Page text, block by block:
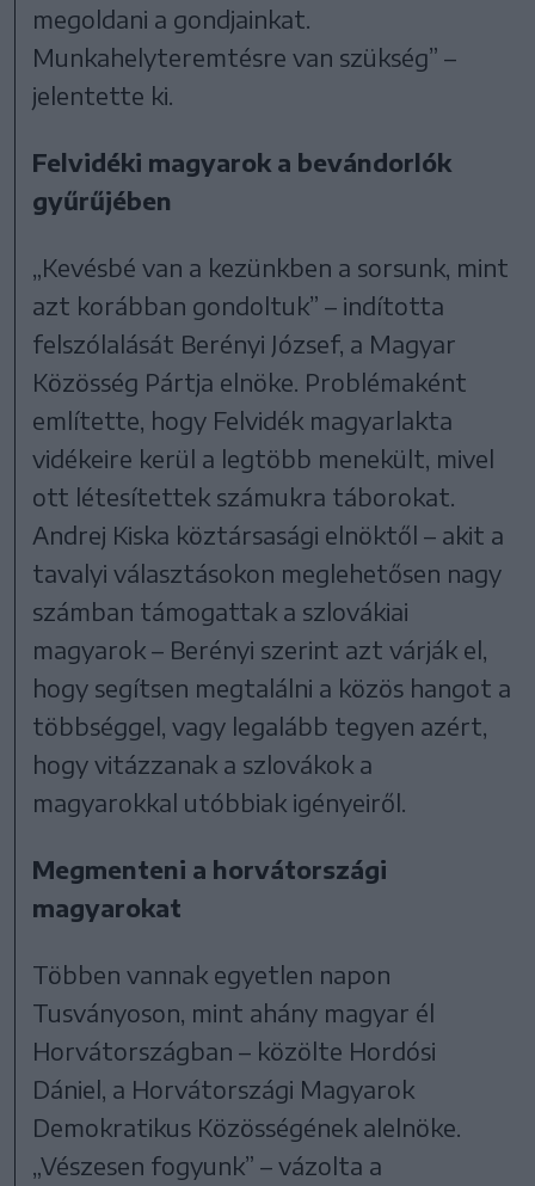
megoldani a gondjainkat.
Munkahelyteremtésre van szükség” –
jelentette ki.
Felvidéki magyarok a bevándorlók
gyűrűjében
„Kevésbé van a kezünkben a sorsunk, mint
azt korábban gondoltuk” – indította
felszólalását Berényi József, a Magyar
Közösség Pártja elnöke. Problémaként
említette, hogy Felvidék magyarlakta
vidékeire kerül a legtöbb menekült, mivel
ott létesítettek számukra táborokat.
Andrej Kiska köztársasági elnöktől – akit a
tavalyi választásokon meglehetősen nagy
számban támogattak a szlovákiai
magyarok – Berényi szerint azt várják el,
hogy segítsen megtalálni a közös hangot a
többséggel, vagy legalább tegyen azért,
hogy vitázzanak a szlovákok a
magyarokkal utóbbiak igényeiről.
Megmenteni a horvátországi
magyarokat
Többen vannak egyetlen napon
Tusványoson, mint ahány magyar él
Horvátországban – közölte Hordósi
Dániel, a Horvátországi Magyarok
Demokratikus Közösségének alelnöke.
„Vészesen fogyunk” – vázolta a